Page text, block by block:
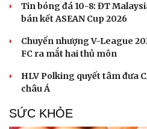
Tin bóng đá 10-8: ĐT
bán kết ASEAN Cup 2026
Chuyển nhượng V-League
FC ra mắt hai thủ môn
HLV Polking quyết tâm đưa
châu Á
SỨC KHỎE